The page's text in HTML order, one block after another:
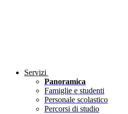
Servizi
Panoramica
Famiglie e studenti
Personale scolastico
Percorsi di studio